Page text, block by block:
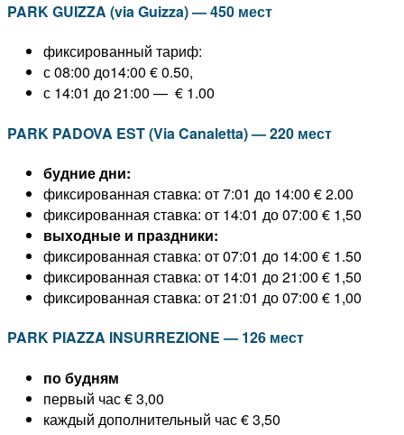
PARK GUIZZA (via Guizza) — 450 мест
фиксированный тариф:
с 08:00 до14:00 € 0.50,
с 14:01 до 21:00 — € 1.00
PARK PADOVA EST (Via Canaletta) — 220 мест
будние дни:
фиксированная ставка: от 7:01 до 14:00 € 2.00
фиксированная ставка: от 14:01 до 07:00 € 1,50
выходные и праздники:
фиксированная ставка: от 07:01 до 14:00 € 1.50
фиксированная ставка: от 14:01 до 21:00 € 1,50
фиксированная ставка: от 21:01 до 07:00 € 1,00
PARK PIAZZA INSURREZIONE — 126 мест
по будням
первый час € 3,00
каждый дополнительный час € 3,50